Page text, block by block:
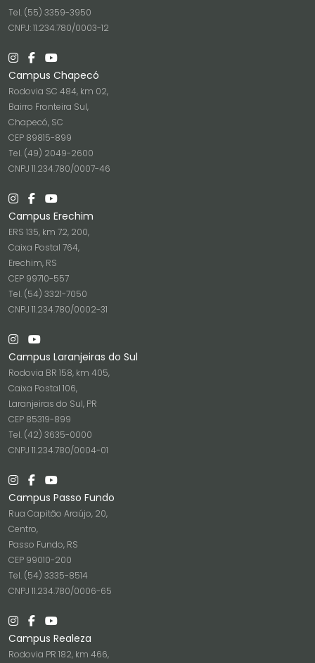
Tel. (55) 3359-3950
CNPJ: 11.234.780/0003-12
Campus Chapecó
Rodovia SC 484, km 02,
Bairro Fronteira Sul,
Chapecó, SC
CEP 89815-899
Tel. (49) 2049-2600
CNPJ 11.234.780/0007-46
Campus Erechim
ERS 135, km 72, 200,
Caixa Postal 764,
Erechim, RS
CEP 99710-557
Tel. (54) 3321-7050
CNPJ 11.234.780/0002-31
Campus Laranjeiras do Sul
Rodovia BR 158, km 405,
Caixa Postal 106,
Laranjeiras do Sul, PR
CEP 85319-899
Tel. (42) 3635-0000
CNPJ 11.234.780/0004-01
Campus Passo Fundo
Rua Capitão Araújo, 20,
Centro,
Passo Fundo, RS
CEP 99010-200
Tel. (54) 3335-8514
CNPJ 11.234.780/0006-65
Campus Realeza
Rodovia PR 182, km 466,